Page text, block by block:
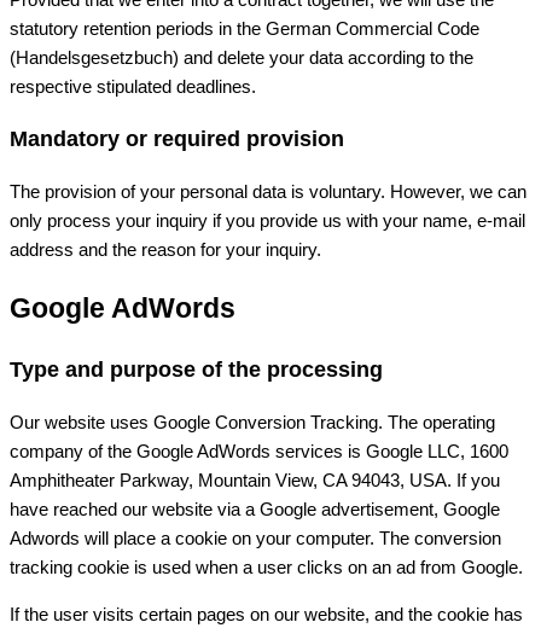
statutory retention periods in the German Commercial Code
(Handelsgesetzbuch) and delete your data according to the
respective stipulated deadlines.
Mandatory or required provision
The provision of your personal data is voluntary. However, we can
only process your inquiry if you provide us with your name, e-mail
address and the reason for your inquiry.
Google AdWords
Type and purpose of the processing
Our website uses Google Conversion Tracking. The operating
company of the Google AdWords services is Google LLC, 1600
Amphitheater Parkway, Mountain View, CA 94043, USA. If you
have reached our website via a Google advertisement, Google
Adwords will place a cookie on your computer. The conversion
tracking cookie is used when a user clicks on an ad from Google.
If the user visits certain pages on our website, and the cookie has